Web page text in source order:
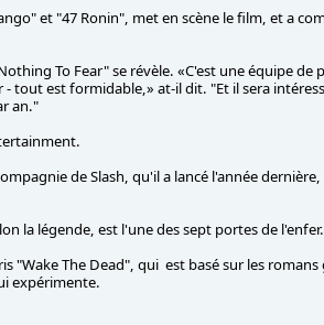
et "47 Ronin", met en scène le film, et a
To Fear" se révèle. «C'est une équipe
tout est formidable,» at-il dit. "Et il sera
an."
de Slash, qu'il a lancé l'année
la légende, est l'une des sept portes de l'enfer.
"Wake The Dead", qui est basé sur les romans
expérimente.